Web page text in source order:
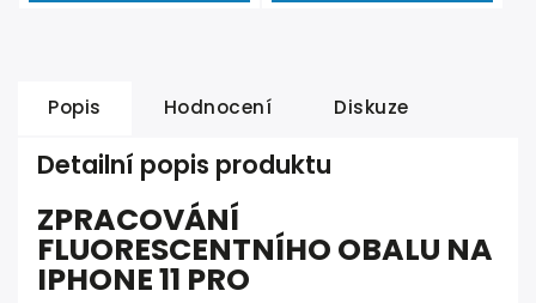
Popis Hodnocení Diskuze
Detailní popis produktu
ZPRACOVÁNÍ
FLUORESCENTNÍHO OBALU NA
IPHONE 11 PRO